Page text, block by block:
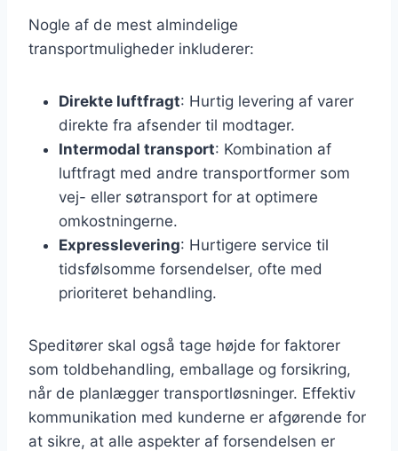
Nogle af de mest almindelige
transportmuligheder inkluderer:
Direkte luftfragt: Hurtig levering af varer
direkte fra afsender til modtager.
Intermodal transport: Kombination af
luftfragt med andre transportformer som
vej- eller søtransport for at optimere
omkostningerne.
Expresslevering: Hurtigere service til
tidsfølsomme forsendelser, ofte med
prioriteret behandling.
Speditører skal også tage højde for faktorer
som toldbehandling, emballage og forsikring,
når de planlægger transportløsninger. Effektiv
kommunikation med kunderne er afgørende for
at sikre, at alle aspekter af forsendelsen er